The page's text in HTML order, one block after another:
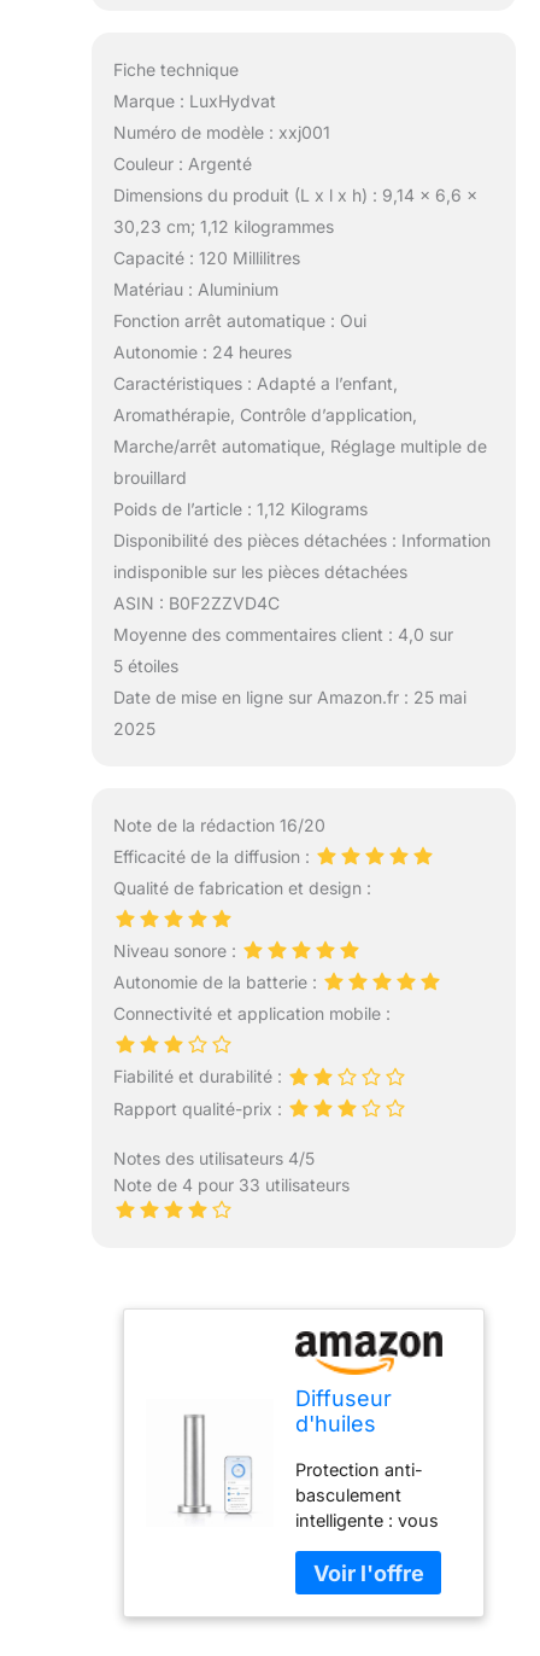
Fiche technique
Marque : LuxHydvat
Numéro de modèle : xxj001
Couleur : Argenté
Dimensions du produit (L x l x h) : 9,14 x 6,6 x
30,23 cm; 1,12 kilogrammes
Capacité : 120 Millilitres
Matériau : Aluminium
Fonction arrêt automatique : Oui
Autonomie : 24 heures
Caractéristiques : Adapté a l’enfant,
Aromathérapie, Contrôle d’application,
Marche/arrêt automatique, Réglage multiple de
brouillard
Poids de l’article : 1,12 Kilograms
Disponibilité des pièces détachées : Information
indisponible sur les pièces détachées
ASIN : B0F2ZZVD4C
Moyenne des commentaires client : 4,0 sur
5 étoiles
Date de mise en ligne sur Amazon.fr : 25 mai
2025
Note de la rédaction 16/20
Efficacité de la diffusion :
Qualité de fabrication et design :
Niveau sonore :
Autonomie de la batterie :
Connectivité et application mobile :
Fiabilité et durabilité :
Rapport qualité-prix :
Notes des utilisateurs 4/5
Note de 4 pour 33 utilisateurs
Diffuseur
d'huiles
sans fil :
diffuseur
d'arômes
intelligent anti-
basculement
avec 3 modes
de brume,
Protection anti-
basculement
intelligente : vous
votre diffuseur
n'importe où : le
capteur intelligent